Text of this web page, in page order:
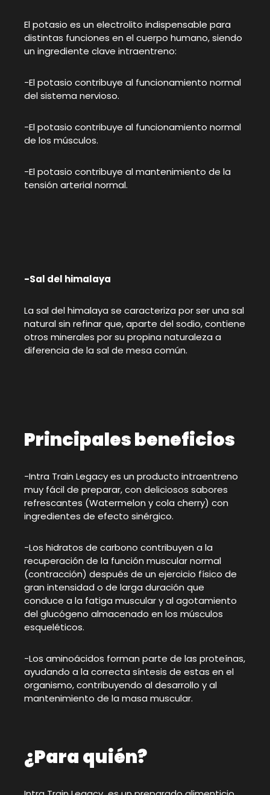
El potasio es un electrolito indispensable para
distintas funciones en el cuerpo humano, siendo
un ingrediente clave intraentreno:
-El potasio contribuye al funcionamiento normal
del sistema nervioso.
-El potasio contribuye al funcionamiento normal
de los músculos.
-El potasio contribuye al mantenimiento de la
tensión arterial normal.
-Sal del himalaya
La sal del himalaya se caracteriza por ser una sal
natural sin refinar que, aparte del sodio, contiene
otros minerales por su propina naturaleza a
diferencia de la sal de mesa común.
Principales beneficios
-Intra Train Legacy es un producto intraentreno
muy fácil de preparar, con deliciosos sabores
refrescantes (Watermelon y cola cherry) con
ingredientes de efecto sinérgico.
-Los hidratos de carbono contribuyen a la
recuperación de la función muscular normal
(contracción) después de un ejercicio físico de
gran intensidad o de larga duración que
conduce a la fatiga muscular y al agotamiento
del glucógeno almacenado en los músculos
esqueléticos.
-Los aminoácidos forman parte de las proteínas,
ayudando a la correcta síntesis de estas en el
organismo, contribuyendo al desarrollo y al
mantenimiento de la masa muscular.
¿Para quién?